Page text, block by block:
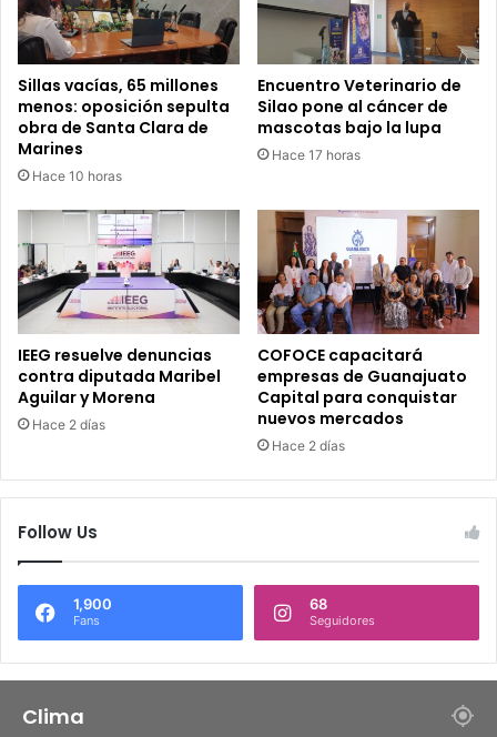
Sillas vacías, 65 millones
menos: oposición sepulta
obra de Santa Clara de
Marines
Hace 10 horas
Encuentro Veterinario de
Silao pone al cáncer de
mascotas bajo la lupa
Hace 17 horas
IEEG resuelve denuncias
contra diputada Maribel
Aguilar y Morena
Hace 2 días
COFOCE capacitará
empresas de Guanajuato
Capital para conquistar
nuevos mercados
Hace 2 días
Follow Us
1,900
Fans
68
Seguidores
Clima